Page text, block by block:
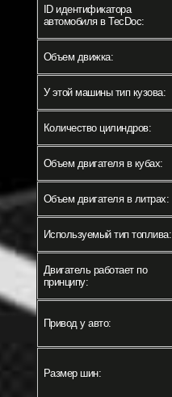
ID идентификатора
автомобиля в TecDoc:
Объем движка:
У этой машины тип кузова:
Количество цилиндров:
Объем двигателя в кубах:
Объем двигателя в литрах:
Используемый тип топлива:
Двигатель работает по
принципу:
Привод у авто:
Размер шин: